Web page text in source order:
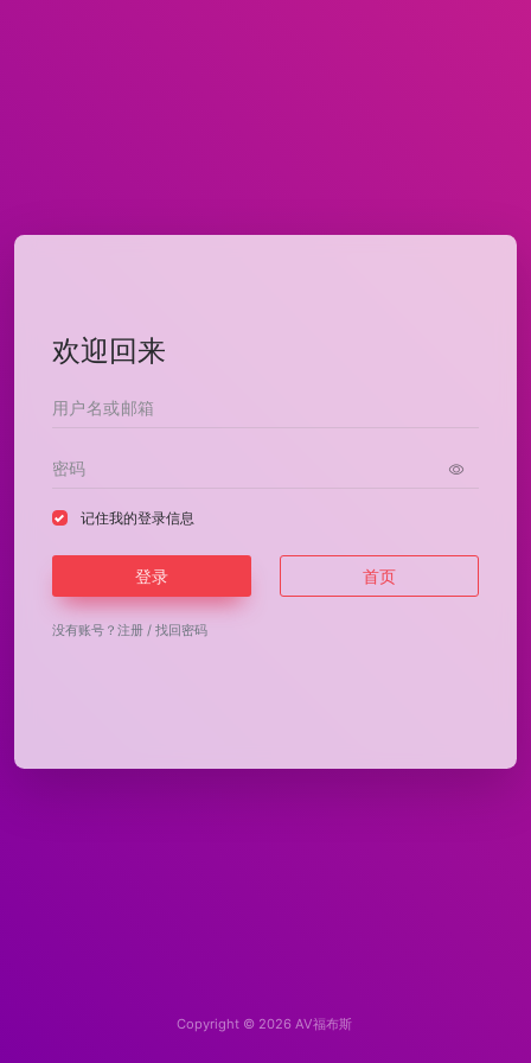
欢迎回来
记住我的登录信息
登录 首页
没有账号？ 注册 / 找回密码
Copyright © 2026 AV福布斯